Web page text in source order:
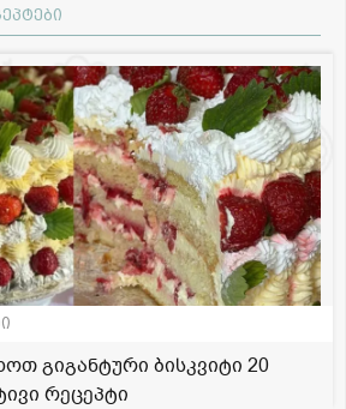
გიგანტური ბისკვიტი 20
რეცეპტი